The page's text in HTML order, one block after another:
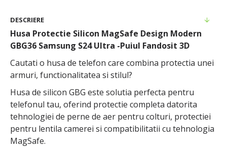
DESCRIERE
Husa Protectie Silicon MagSafe Design Modern
GBG36 Samsung S24 Ultra -Puiul Fandosit 3D
Cautati o husa de telefon care combina protectia unei
armuri, functionalitatea si stilul?
Husa de silicon GBG este solutia perfecta pentru
telefonul tau, oferind protectie completa datorita
tehnologiei de perne de aer pentru colturi, protectiei
pentru lentila camerei si compatibilitatii cu tehnologia
MagSafe.